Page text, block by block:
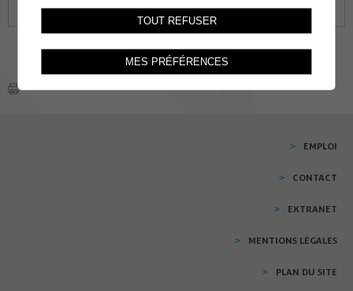
31 01 02 03 04
EMPLOI
CONTACT
EXTRANET
MENTIONS LÉGALES
PLAN DU SITE
TOUT REFUSER
MES PRÉFÉRENCES